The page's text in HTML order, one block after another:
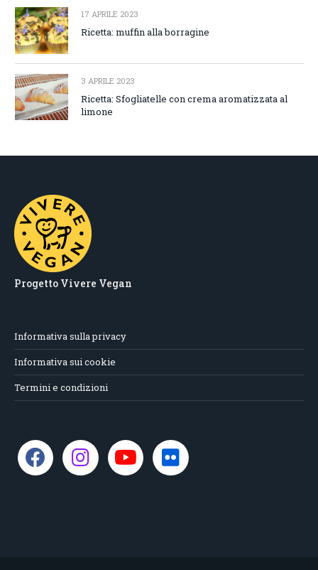
17 APRILE 2023
Ricetta: muffin alla borragine
3 APRILE 2023
Ricetta: Sfogliatelle con crema aromatizzata al
limone
Progetto Vivere Vegan
Informativa sulla privacy
Informativa sui cookie
Termini e condizioni